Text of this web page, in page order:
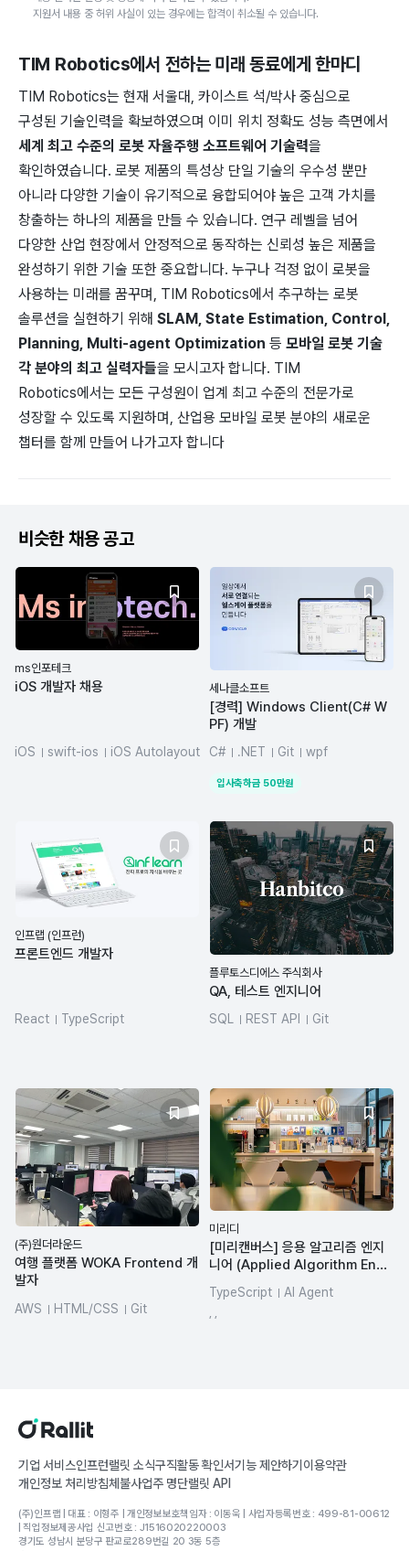
지원서 내용 중 허위 사실이 있는 경우에는 합격이 취소될 수 있습니다.
TIM Robotics에서 전하는 미래 동료에게 한마디
TIM Robotics는 현재 서울대, 카이스트 석/박사 중심으로
구성된 기술인력을 확보하였으며 이미 위치 정확도 성능 측면에서
세계 최고 수준의 로봇 자율주행 소프트웨어 기술력을
확인하였습니다. 로봇 제품의 특성상 단일 기술의 우수성 뿐만
아니라 다양한 기술이 유기적으로 융합되어야 높은 고객 가치를
창출하는 하나의 제품을 만들 수 있습니다. 연구 레벨을 넘어
다양한 산업 현장에서 안정적으로 동작하는 신뢰성 높은 제품을
완성하기 위한 기술 또한 중요합니다. 누구나 걱정 없이 로봇을
사용하는 미래를 꿈꾸며, TIM Robotics에서 추구하는 로봇
솔루션을 실현하기 위해 SLAM, State Estimation, Control,
Planning, Multi-agent Optimization 등 모바일 로봇 기술
각 분야의 최고 실력자들을 모시고자 합니다. TIM
Robotics에서는 모든 구성원이 업계 최고 수준의 전문가로
성장할 수 있도록 지원하며, 산업용 모바일 로봇 분야의 새로운
챕터를 함께 만들어 나가고자 합니다
비슷한 채용 공고
ms인포테크
iOS 개발자 채용
iOS swift-ios
iOS Autolayout
세나클소프트
[경력] Windows Client(C# W
PF) 개발
C# .NET Git wpf
입사축하금 50만원
인프랩 (인프런)
프론트엔드 개발자
React
TypeScript
플루토스디에스 주식회사
QA, 테스트 엔지니어
SQL REST API Git
(주)원더라운드
여행 플랫폼 WOKA Frontend 개
발자
AWS HTML/CSS
Git
미리디
[미리캔버스] 응용 알고리즘 엔지
니어 (Applied Algorithm Engi
TypeScript
AI Agent
기업 서비스인프런랠릿 소식구직활동 확인서기능 제안하기 이용약관
개인정보 처리방침체불사업주 명단랠릿 API
(주)인프랩 | 대표 : 이형주 | 개인정보보호책임자 : 이동욱 | 사업자등록번호 : 499-81-00612
| 직업정보제공사업 신고번호 : J1516020220003
경기도 성남시 분당구 판교로289번길 20 3동 5층